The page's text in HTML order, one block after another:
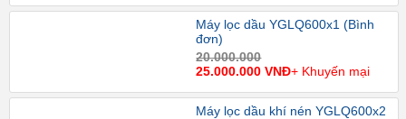
Máy lọc dầu YGLQ600x1 (Bình
đơn)
20.000.000
25.000.000 VNĐ+ Khuyến mại
Máy lọc dầu khí nén YGLQ600x2